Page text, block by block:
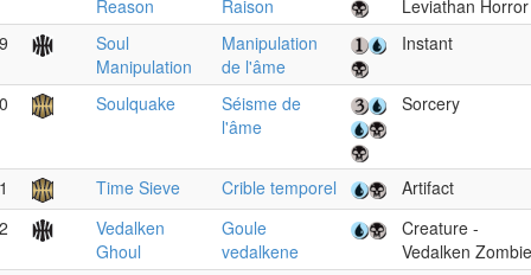
Reason
Raison
Leviathan Horror
Soul
Manipulation
Manipulation
de l'âme
Instant
Soulquake
Séisme de
l'âme
Sorcery
Time Sieve Crible temporel
Artifact
Vedalken
Ghoul
Goule
vedalkene
Creature -
Vedalken Zombie